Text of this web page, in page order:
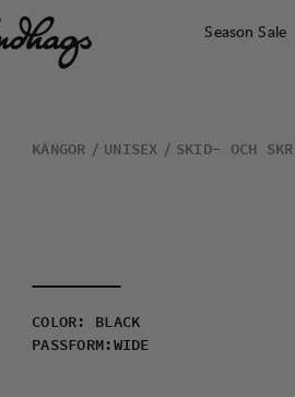
Season Sale
KÄNGOR UNISEX SKID- OCH
COLOR :
BLACK
PASSFORM : WIDE